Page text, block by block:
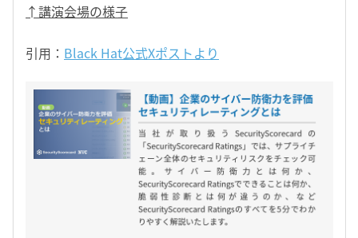
↑講演会場の様子
引用： Black Hat公式Xポストより